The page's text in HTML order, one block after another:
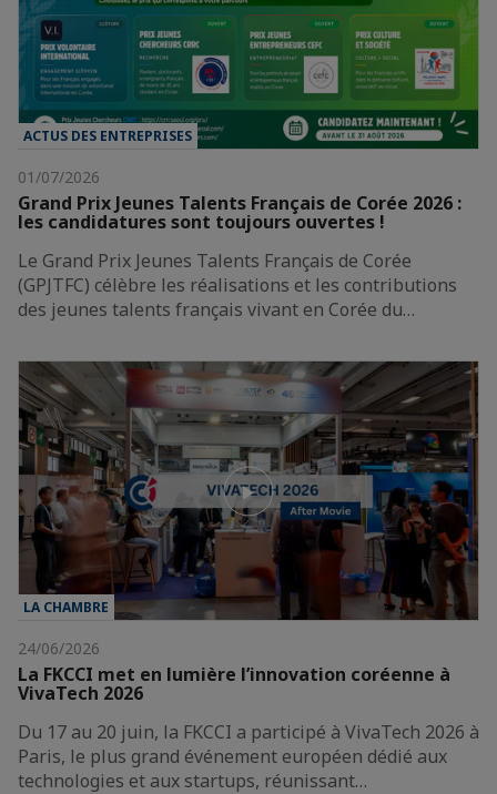
ACTUS DES ENTREPRISES
01/07/2026
Grand Prix Jeunes Talents Français de Corée 2026 :
les candidatures sont toujours ouvertes !
Le Grand Prix Jeunes Talents Français de Corée
(GPJTFC) célèbre les réalisations et les contributions
des jeunes talents français vivant en Corée du…
LA CHAMBRE
24/06/2026
La FKCCI met en lumière l’innovation coréenne à
VivaTech 2026
Du 17 au 20 juin, la FKCCI a participé à VivaTech 2026 à
Paris, le plus grand événement européen dédié aux
technologies et aux startups, réunissant…